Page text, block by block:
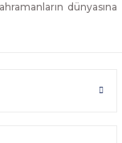
dünyasına